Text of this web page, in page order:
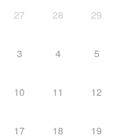
27 28 29
3 4 5
10 11 12
17 18 19